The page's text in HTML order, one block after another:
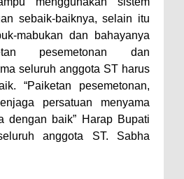
sebaik-baiknya, selain itu
mabukan dan bahayanya
pesemetonan dan
seluruh anggota ST harus
“Paiketan pesemetonan,
persatuan menyama
dengan baik” Harap Bupati
anggota
ST. Sabha